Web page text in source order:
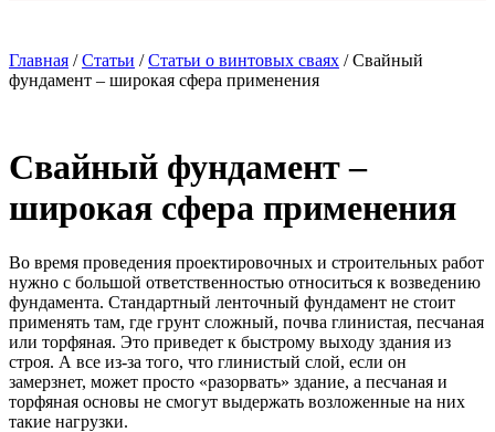
Главная /Статьи /Статьи о винтовых сваях /Свайный
фундамент – широкая сфера применения
Свайный фундамент –
широкая сфера применения
Во время проведения проектировочных и строительных работ
нужно с большой ответственностью относиться к возведению
фундамента. Стандартный ленточный фундамент не стоит
применять там, где грунт сложный, почва глинистая, песчаная
или торфяная. Это приведет к быстрому выходу здания из
строя. А все из-за того, что глинистый слой, если он
замерзнет, может просто «разорвать» здание, а песчаная и
торфяная основы не смогут выдержать возложенные на них
такие нагрузки.